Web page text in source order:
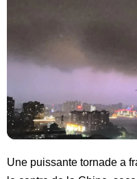
Une puissante tornade a